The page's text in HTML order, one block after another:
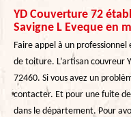
YD Couverture 72
Savigne L Eveque en
Faire appel à un
de toiture. L’artisan couvreur
72460. Si vous avez un
contacter. Et pour une fuite
dans le département. Pour